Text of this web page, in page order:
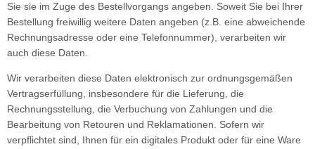
Sie sie im Zuge des Bestellvorgangs angeben. Soweit Sie bei Ihrer
Bestellung freiwillig weitere Daten angeben (z.B. eine abweichende
Rechnungsadresse oder eine Telefonnummer), verarbeiten wir
auch diese Daten.
Wir verarbeiten diese Daten elektronisch zur ordnungsgemäßen
Vertragserfüllung, insbesondere für die Lieferung, die
Rechnungsstellung, die Verbuchung von Zahlungen und die
Bearbeitung von Retouren und Reklamationen. Sofern wir
verpflichtet sind, Ihnen für ein digitales Produkt oder für eine Ware